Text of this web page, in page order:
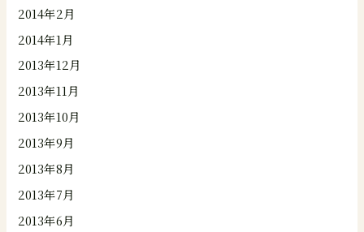
2014年2月
2014年1月
2013年12月
2013年11月
2013年10月
2013年9月
2013年8月
2013年7月
2013年6月